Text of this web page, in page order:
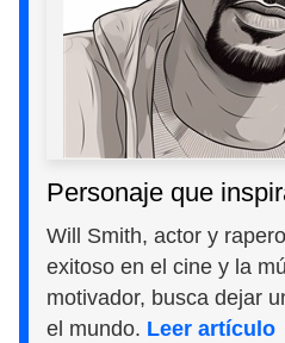
Personaje que
Will Smith, actor y
exitoso en el cine y la
motivador, busca dejar
el mundo. Leer artículo